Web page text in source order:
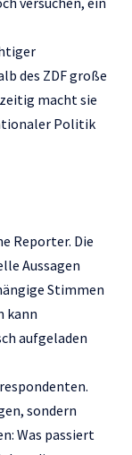
des ZDF große
macht sie
Politik
Reporter. Die
Aussagen
Stimmen
kann
aufgeladen
sondern
Was passiert